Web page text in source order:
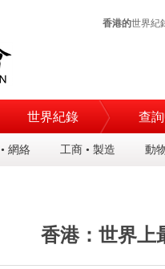
網絡 工商 • 製造 動
世界紀錄 查
香港的世界紀
香港：世界上